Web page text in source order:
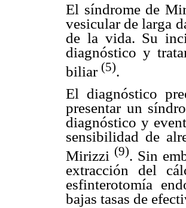
El síndrome de
vesicular de larga
de la vida. Su
diagnóstico y
biliar (5).
El diagnóstico
presentar un
diagnóstico y
sensibilidad de
Mirizzi (9). Sin
extracción del
esfinterotomía
bajas tasas de